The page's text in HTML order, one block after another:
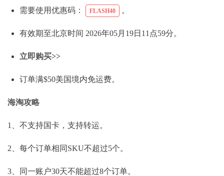
需要使用优惠码： FLASH40 。
有效期至北京时间 2026年05月19日11点59分。
立即购买>>
订单满$50美国境内免运费。
海淘攻略
1、不支持国卡，支持转运。
2、每个订单相同SKU不超过5个。
3、同一账户30天不能超过8个订单。